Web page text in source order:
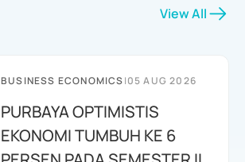
View All
BUSINESS ECONOMICS|05 AUG 2026
PURBAYA OPTIMISTIS
EKONOMI TUMBUH KE 6